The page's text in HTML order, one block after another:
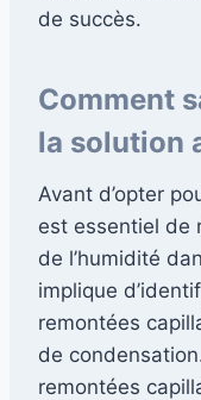
de succès.
Comment
la solution
Avant d’opter
est essentiel de
de l’humidité
implique
remontées
de
remontées